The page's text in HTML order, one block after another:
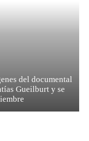
del documental
Gueilburt y se